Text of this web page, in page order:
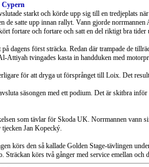
Cypern
starkt och körde upp sig till en tredjeplats
de satte upp innan rallyt. Vann gjorde
fortare och fortare och satt en del riktigt bra tider
dagens först sträcka. Redan där trampade de
Attiyah tvingades kasta in handduken med
för att dryga ut försprånget till Loix. Det
säsongen med ett podium. Det är skitbra
som tävlar för Skoda UK. Norrmannen vann
tjecken Jan Kopecký.
körs den så kallade Golden Stage-tävlingen
Sträckan körs två gånger med service emellan och